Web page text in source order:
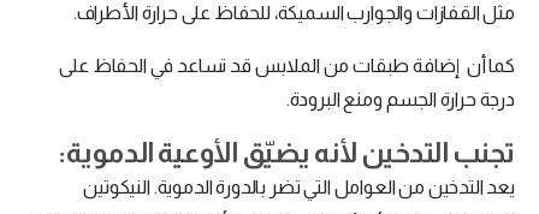
مثل القفازات والجوارب السميكة، للحفاظ على حرارة الأطراف.
كما أن إضافة طبقات من الملابس قد تساعد في الحفاظ على
درجة حرارة الجسم ومنع البرودة.
تجنب التدخين لأنه يضيّق الأوعية الدموية:
يعد التدخين من العوامل التي تضر بالدورة الدموية. النيكوتين